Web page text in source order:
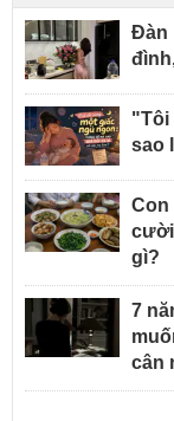
Đàn
"Tôi
sao
Con
gì?
7
cân